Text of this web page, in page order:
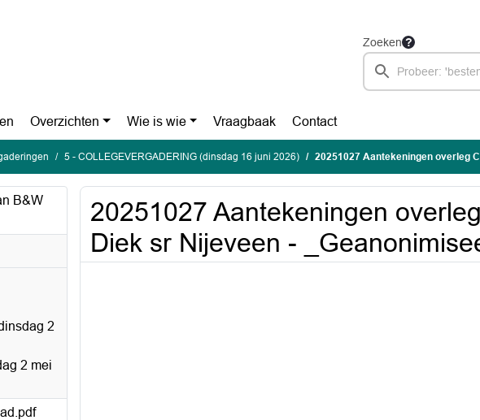
Zoeken
Overzichten Wie is wie Vraagbaak Contact
5 - COLLEGEVERGADERING (dinsdag 16 juni 2026) 20251027 Aantekeningen overleg CPO de
B&W
2
2 mei
20251027 Aantekeningen
Diek sr Nijeveen -